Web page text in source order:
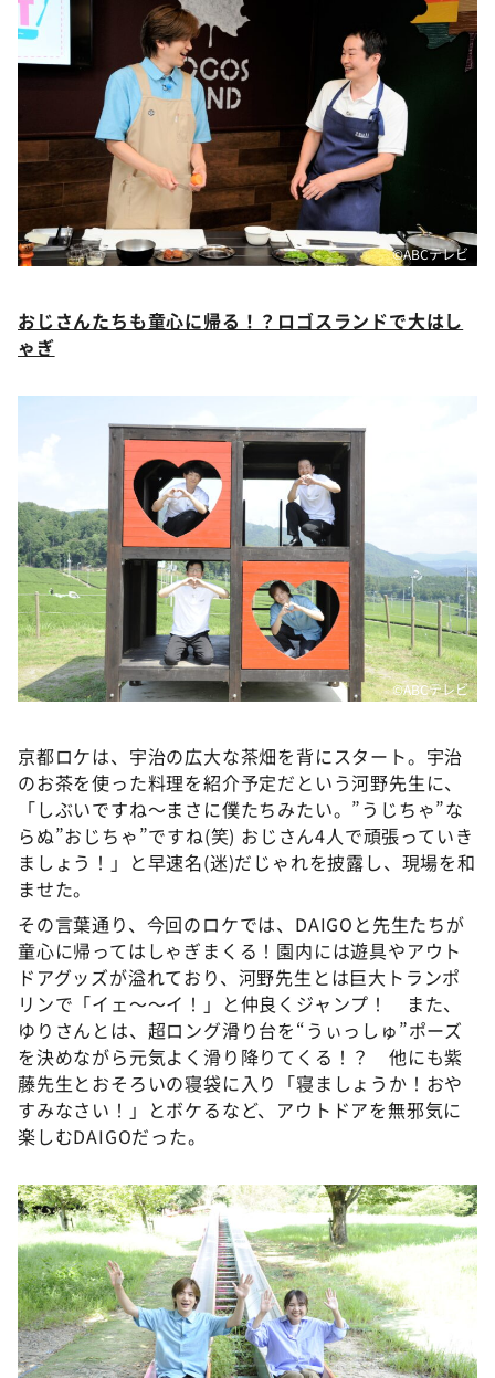
©ABCテレビ
おじさんたちも童心に帰る！？ロゴスランドで大はし
ゃぎ
©ABCテレビ
京都ロケは、宇治の広大な茶畑を背にスタート。宇治
のお茶を使った料理を紹介予定だという河野先生に、
「しぶいですね～まさに僕たちみたい。”うじちゃ”な
らぬ”おじちゃ”ですね(笑) おじさん4人で頑張っていき
ましょう！」と早速名(迷)だじゃれを披露し、現場を和
ませた。
その言葉通り、今回のロケでは、DAIGOと先生たちが
童心に帰ってはしゃぎまくる！園内には遊具やアウト
ドアグッズが溢れており、河野先生とは巨大トランポ
リンで「イェ～～イ！」と仲良くジャンプ！ また、
ゆりさんとは、超ロング滑り台を“うぃっしゅ”ポーズ
を決めながら元気よく滑り降りてくる！？ 他にも紫
藤先生とおそろいの寝袋に入り「寝ましょうか！おや
すみなさい！」とボケるなど、アウトドアを無邪気に
楽しむDAIGOだった。